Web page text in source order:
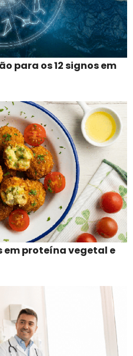
para os 12 signos em
em proteína vegetal e